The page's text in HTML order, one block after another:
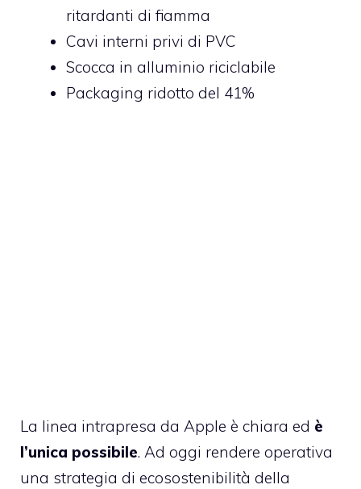
ritardanti di fiamma
Cavi interni privi di PVC
Scocca in alluminio riciclabile
Packaging ridotto del 41%
La linea intrapresa da Apple è chiara ed è
l’unica possibile. Ad oggi rendere operativa
una strategia di ecosostenibilità della